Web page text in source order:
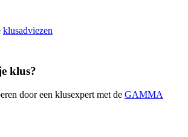
klusadviezen
klus?
door een klusexpert met de GAMMA